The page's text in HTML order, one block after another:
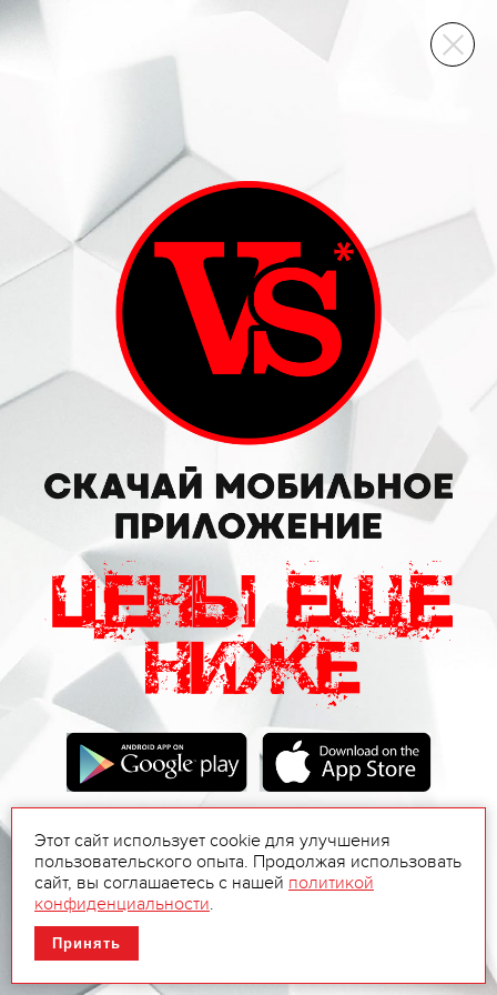
ВИННЫЙ СКЛАД
Этот сайт использует cookie для улучшения
пользовательского опыта. Продолжая использовать
сайт, вы соглашаетесь с нашей политикой
конфиденциальности.
Принять